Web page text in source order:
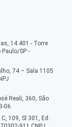
14.401 - Torre
SP -
74 – Sala 1105
Reali, 360, São
06
109, Sl 301, Ed.